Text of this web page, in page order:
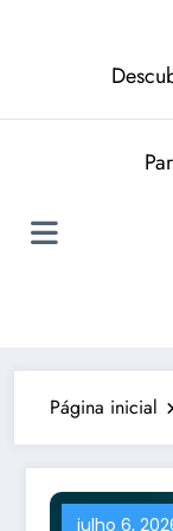
Página inicial
julho 6,